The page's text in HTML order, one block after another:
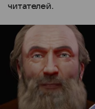
читателей.